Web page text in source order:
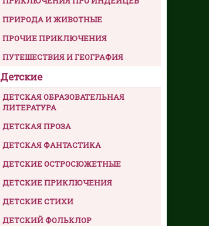
ПРИРОДА И ЖИВОТНЫЕ
ПРОЧИЕ ПРИКЛЮЧЕНИЯ
ПУТЕШЕСТВИЯ И ГЕОГРАФИЯ
Детские
ДЕТСКАЯ ОБРАЗОВАТЕЛЬНАЯ
ЛИТЕРАТУРА
ДЕТСКАЯ ПРОЗА
ДЕТСКАЯ ФАНТАСТИКА
ДЕТСКИЕ ОСТРОСЮЖЕТНЫЕ
ДЕТСКИЕ ПРИКЛЮЧЕНИЯ
ДЕТСКИЕ СТИХИ
ДЕТСКИЙ ФОЛЬКЛОР